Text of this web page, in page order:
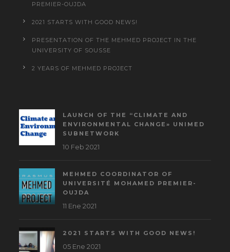
PREMIER-OUJDA
2021 STARTS WITH GOOD NEWS!
PRESENTATION OF THE MEHMED PROJECT IN THE
UNIVERSITY OF SOUSSE
2 YEARS OF MEHMED PROJECT
LAUNCH OF THE “CLIMATE AND
ENVIRONMENTAL CHANGE» UNIMED
SUBNETWORK
10 Feb 2021
MEHMED COORDINATOR OF
UNIVERSITÉ MOHAMED PREMIER-
OUJDA
11 Ene 2021
2021 STARTS WITH GOOD NEWS!
05 Ene 2021